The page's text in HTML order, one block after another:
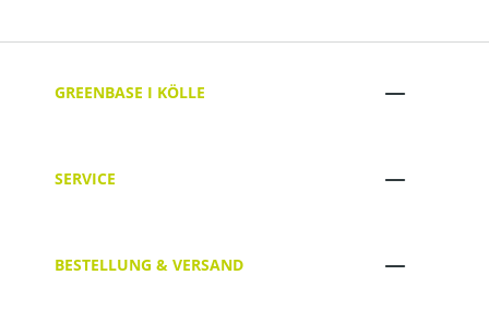
GREENBASE I KÖLLE
SERVICE
BESTELLUNG & VERSAND